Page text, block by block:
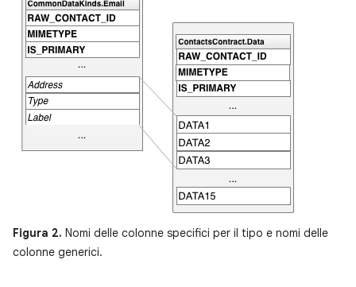
Figura 2. Nomi delle colonne specifici per il tipo e nomi delle
colonne generici.